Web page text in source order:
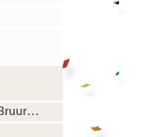
Mevrouw J.M.H. van Oosterhout-Bruurmijn